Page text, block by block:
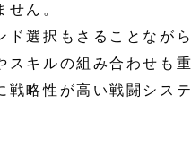
せん。
ド選択もさることなが
スキルの組み合わせも
戦略性が高い戦闘シス